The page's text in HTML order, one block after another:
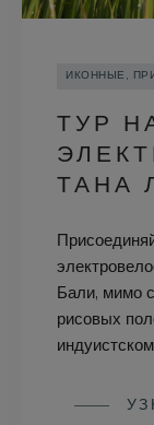
ИКОННЫЕ,
ТУР
ТАНА
Бали, мимо
рисовых